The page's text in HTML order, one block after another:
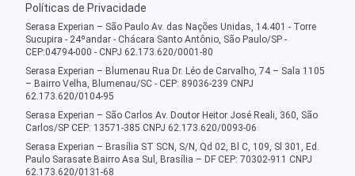
Políticas de Privacidade
Serasa Experian – São Paulo Av. das Nações Unidas, 14.401 - Torre
Sucupira - 24ºandar - Chácara Santo Antônio, São Paulo/SP -
CEP:04794-000 - CNPJ 62.173.620/0001-80
Serasa Experian – Blumenau Rua Dr. Léo de Carvalho, 74 – Sala 1105
– Bairro Velha, Blumenau/SC - CEP: 89036-239 CNPJ
62.173.620/0104-95
Serasa Experian – São Carlos Av. Doutor Heitor José Reali, 360, São
Carlos/SP CEP: 13571-385 CNPJ 62.173.620/0093-06
Serasa Experian – Brasília ST SCN, S/N, Qd 02, Bl C, 109, Sl 301, Ed.
Paulo Sarasate Bairro Asa Sul, Brasília – DF CEP: 70302-911 CNPJ
62.173.620/0131-68